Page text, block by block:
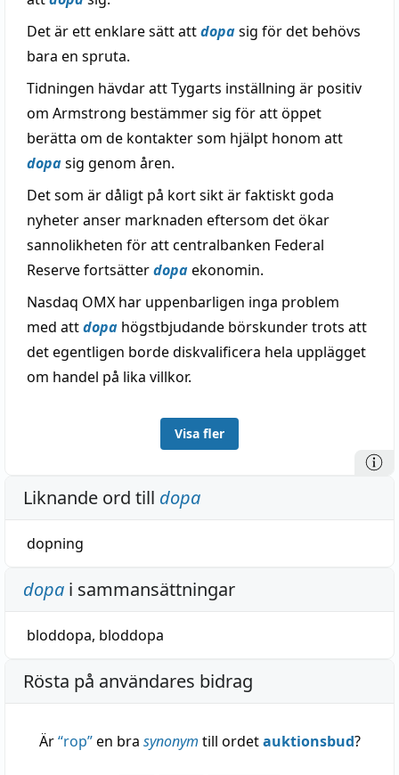
Det är ett enklare sätt attdopasig för det behövs
bara en spruta.
Tidningen hävdar att Tygarts inställning är positiv
om Armstrong bestämmer sig för att öppet
berätta om de kontakter som hjälpt honom att
dopasig genom åren.
Det som är dåligt på kort sikt är faktiskt goda
nyheter anser marknaden eftersom det ökar
sannolikheten för att centralbanken Federal
Reserve fortsätterdopaekonomin.
Nasdaq OMX har uppenbarligen inga problem
med attdopa högstbjudande börskunder trots att
det egentligen borde diskvalificera hela upplägget
om handel på lika villkor.
Visa fler
Liknande ord till dopa
dopning
dopa i sammansättningar
bloddopa, bloddopa
Rösta på användares bidrag
Är“rop”en bra synonym till ordetauktionsbud?